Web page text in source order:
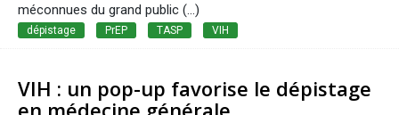
méconnues du grand public (...)
dépistage PrEP TASP VIH
VIH : un pop-up favorise le dépistage